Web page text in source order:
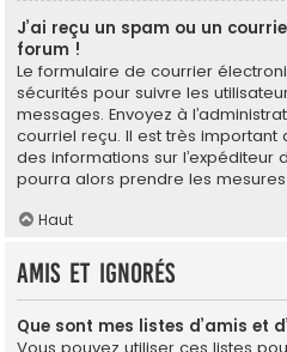
J’ai reçu un spam ou un
forum !
Le formulaire de courrier
sécurités pour suivre les
messages. Envoyez à
courriel reçu. Il est très important
des informations sur l’expéditeur
pourra alors prendre les
Haut
Amis et ignorés
Que sont mes listes d’amis et